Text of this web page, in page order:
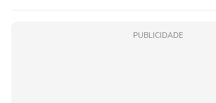
PUBLICIDADE